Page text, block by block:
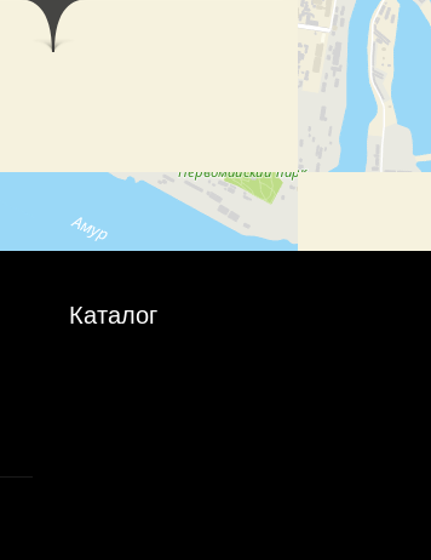
Каталог